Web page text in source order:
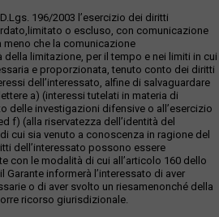
196/2003 l’esercizio dei diritti
o escluso, con comunicazione
meno che la comunicazione
limitazione, per il tempo e nei limiti in cui
e proporzionata, tenuto conto dei diritti
dell’interessato, alfine di salvaguardare
a) (interessi tutelati in materia di
delle investigazioni difensive o all’esercizio
f) (alla riservatezza dell’identità del
cui sia venuto a conoscenza in ragione del
dell’interessato possono essere
con le modalità di cui all’articolo 160 dello
Garante informerà l’interessato di aver
o di aver svolto un riesamenonché della
ricorso giurisdizionale.